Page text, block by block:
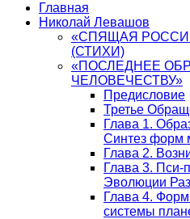
Главная
Николай Левашов
«СПЯЩАЯ
(СТИХИ)
«ПОСЛЕДНЕЕ
ЧЕЛОВЕЧЕСТВУ»
Предисловие
Третье
Глава 1.
Синтез форм
Глава 2.
Глава 3. Пси-
Эволюции
Глава 4.
системы